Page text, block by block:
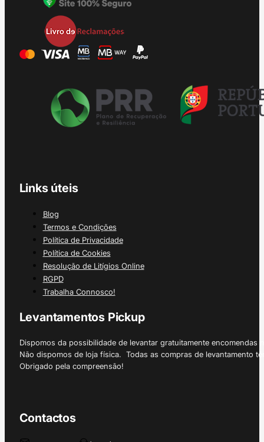
Links úteis
Blog
Termos e Condições
Política de Privacidade
Política de Cookies
Resolução de Litígios Online
RGPD
Trabalha Connosco!
Levantamentos Pickup
Dispomos da possibilidade de levantar gratuitamente
Não dispomos de loja física. Todas as compras de levantamento
Obrigado pela compreensão!
Contactos